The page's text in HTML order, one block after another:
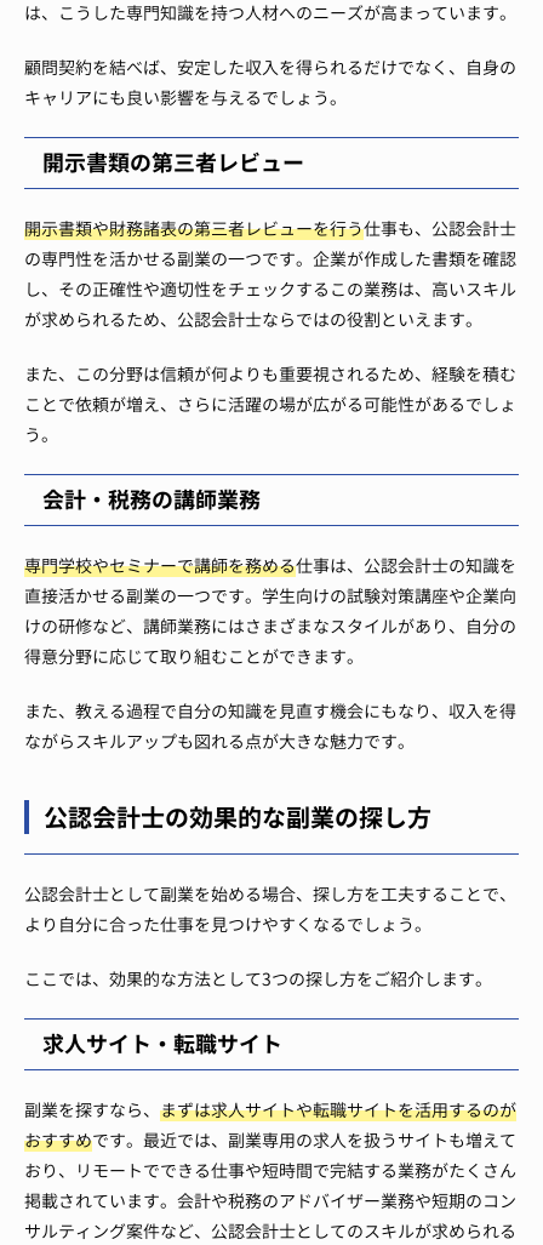
は、こうした専門知識を持つ人材へのニーズが高まっています。
顧問契約を結べば、安定した収入を得られるだけでなく、自身の
キャリアにも良い影響を与えるでしょう。
開示書類の第三者レビュー
開示書類や財務諸表の第三者レビューを行う仕事も、公認会計士
の専門性を活かせる副業の一つです。企業が作成した書類を確認
し、その正確性や適切性をチェックするこの業務は、高いスキル
が求められるため、公認会計士ならではの役割といえます。
また、この分野は信頼が何よりも重要視されるため、経験を積む
ことで依頼が増え、さらに活躍の場が広がる可能性があるでしょ
う。
会計・税務の講師業務
専門学校やセミナーで講師を務める仕事は、公認会計士の知識を
直接活かせる副業の一つです。学生向けの試験対策講座や企業向
けの研修など、講師業務にはさまざまなスタイルがあり、自分の
得意分野に応じて取り組むことができます。
また、教える過程で自分の知識を見直す機会にもなり、収入を得
ながらスキルアップも図れる点が大きな魅力です。
公認会計士の効果的な副業の探し方
公認会計士として副業を始める場合、探し方を工夫することで、
より自分に合った仕事を見つけやすくなるでしょう。
ここでは、効果的な方法として3つの探し方をご紹介します。
求人サイト・転職サイト
副業を探すなら、 まずは求人サイトや転職サイトを活用するのが
おすすめです。最近では、副業専用の求人を扱うサイトも増えて
おり、リモートでできる仕事や短時間で完結する業務がたくさん
掲載されています。会計や税務のアドバイザー業務や短期のコン
サルティング案件など、公認会計士としてのスキルが求められる